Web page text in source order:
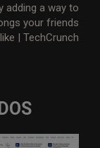
a
g
adding a way to
your friends
like | TechCrunch